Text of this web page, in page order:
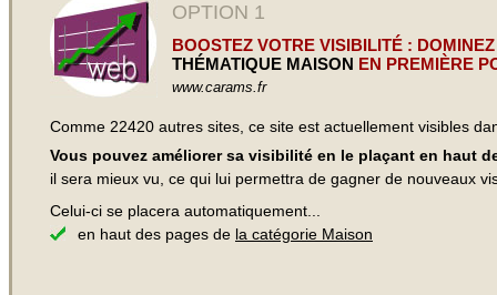
OPTION 1
BOOSTEZ VOTRE VISIBILITÉ :
THÉMATIQUE MAISON EN PREMIÈRE
www.carams.fr
Comme 22420 autres sites, ce site est actuellement visibles
Vous pouvez améliorer sa visibilité en le plaçant en haut
il sera mieux vu, ce qui lui permettra de gagner de nouveaux
Celui-ci se placera automatiquement...
en haut des pages de la catégorie Maison